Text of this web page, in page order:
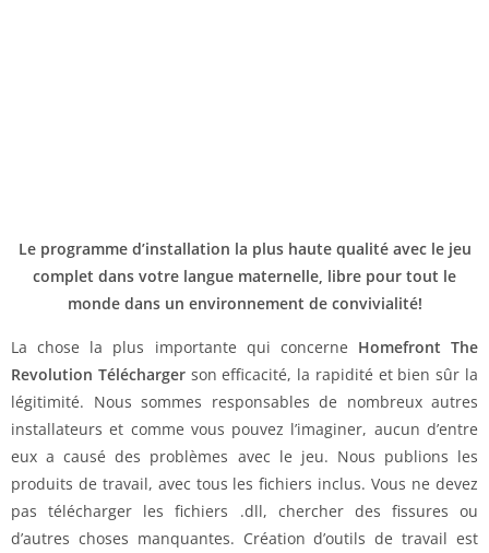
Le programme d’installation la plus haute qualité avec le jeu
complet dans votre langue maternelle, libre pour tout le
monde dans un environnement de convivialité!
La chose la plus importante qui concerne Homefront The
Revolution Téléchargerson efficacité, la rapidité et bien sûr la
légitimité. Nous sommes responsables de nombreux autres
installateurs et comme vous pouvez l’imaginer, aucun d’entre
eux a causé des problèmes avec le jeu. Nous publions les
produits de travail, avec tous les fichiers inclus. Vous ne devez
pas télécharger les fichiers .dll, chercher des fissures ou
d’autres choses manquantes. Création d’outils de travail est